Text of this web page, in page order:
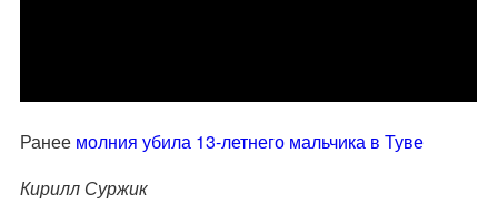
Ранее молния убила 13-летнего мальчика в Туве
Кирилл Суржик